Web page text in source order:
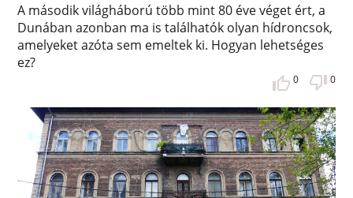
A második világháború több mint 80 éve véget ért, a
Dunában azonban ma is találhatók olyan hídroncsok,
amelyeket azóta sem emeltek ki. Hogyan lehetséges
ez?
0 0